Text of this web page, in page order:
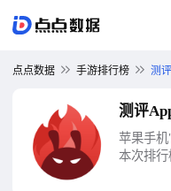
点点数据 手游排行榜 测
测评
苹果手机
本次排行
正的排